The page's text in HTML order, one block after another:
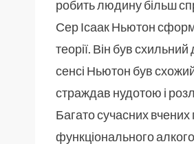
робить людину більш
Сер Ісаак Ньютон
теорії. Він був
сенсі Ньютон був
страждав нудотою і
Багато сучасних
функціонального